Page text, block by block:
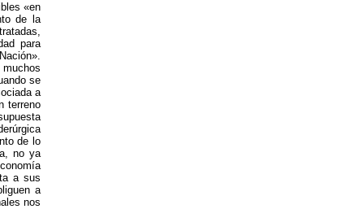
«en
de la
para
se
a
terreno
de lo
no ya
a sus
a
nos